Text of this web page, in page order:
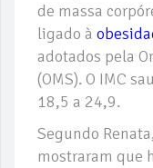
de massa
ligado à
adotados pela
(OMS). O IMC
18,5 a 24,9.
Segundo
mostraram que